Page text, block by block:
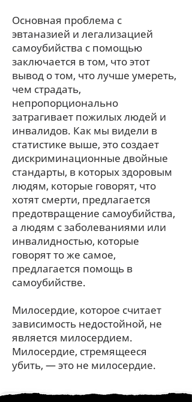
Основная проблема с
эвтаназией и легализацией
самоубийства с помощью
заключается в том, что этот
вывод о том, что лучше умереть,
чем страдать,
непропорционально
затрагивает пожилых людей и
инвалидов. Как мы видели в
статистике выше, это создает
дискриминационные двойные
стандарты, в которых здоровым
людям, которые говорят, что
хотят смерти, предлагается
предотвращение самоубийства,
а людям с заболеваниями или
инвалидностью, которые
говорят то же самое,
предлагается помощь в
самоубийстве.
Милосердие, которое считает
зависимость недостойной, не
является милосердием.
Милосердие, стремящееся
убить, — это не милосердие.